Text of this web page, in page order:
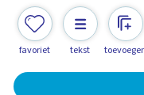
favoriet tekst